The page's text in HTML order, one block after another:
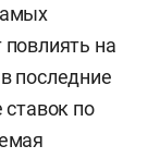
на
последние
ставок по